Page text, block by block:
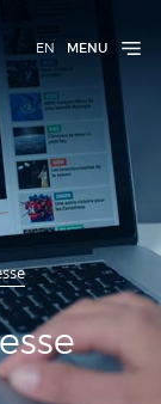
EN MENU